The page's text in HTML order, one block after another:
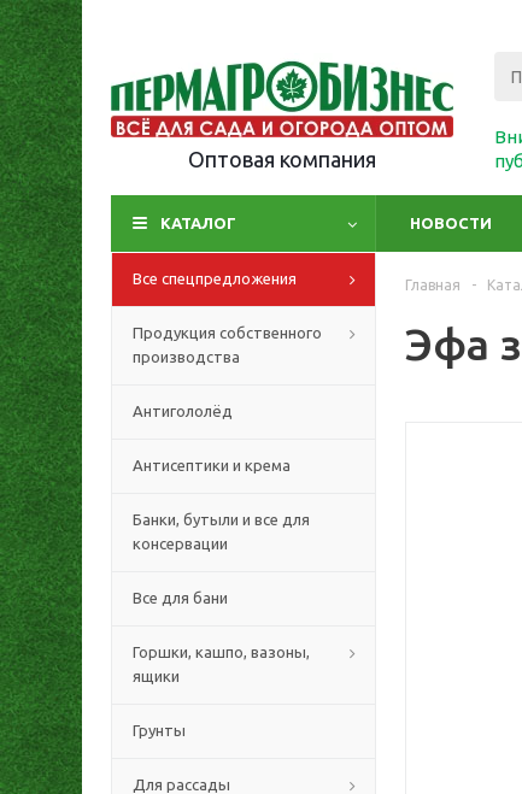
Оптовая компания
КАТАЛОГ НОВОСТИ
Все спецпредложения
Продукция собственного
производства
Антигололёд
Антисептики и крема
Банки, бутыли и все для
консервации
Все для бани
Горшки, кашпо, вазоны,
ящики
Грунты
Для рассады
Главная -
Эфа